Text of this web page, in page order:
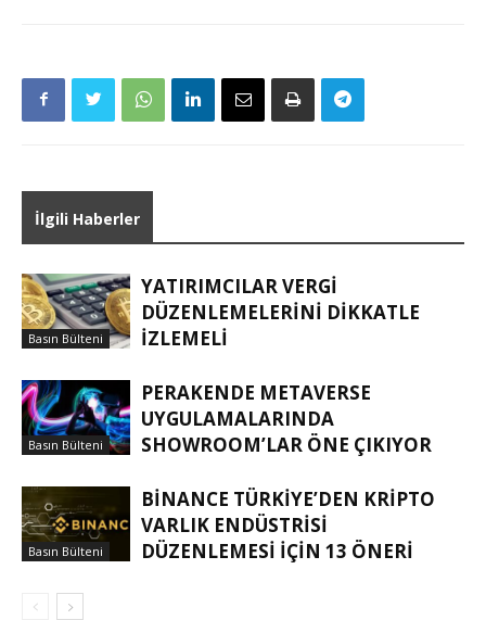
İlgili Haberler
Basın Bülteni
YATIRIMCILAR VERGI
DÜZENLEMELERINI DIKKATLE
IZLEMELI
Basın Bülteni
PERAKENDE METAVERSE
UYGULAMALARINDA
SHOWROOM’LAR ÖNE ÇIKIYOR
Basın Bülteni
BINANCE TÜRKIYE’DEN KRIPTO
VARLIK ENDÜSTRISI
DÜZENLEMESI IÇIN 13 ÖNERI